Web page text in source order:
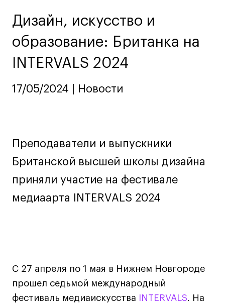
Сценография
Фотография и видео
Промышленный и предметный дизайн
Бизнес и маркетинг
ИЗО и Керамика
Ландшафтный дизайн
Современная живопись
UX/UI-дизайн
Дизайн, искусство и
образование: Британка на
INTERVALS 2024
17/05/2024 | Новости
Преподаватели и выпускники
Британской высшей школы дизайна
приняли участие на фестивале
медиаарта INTERVALS 2024
С 27 апреля по 1 мая в Нижнем Новгороде
прошел седьмой международный
фестиваль медиаискусства
INTERVALS. На